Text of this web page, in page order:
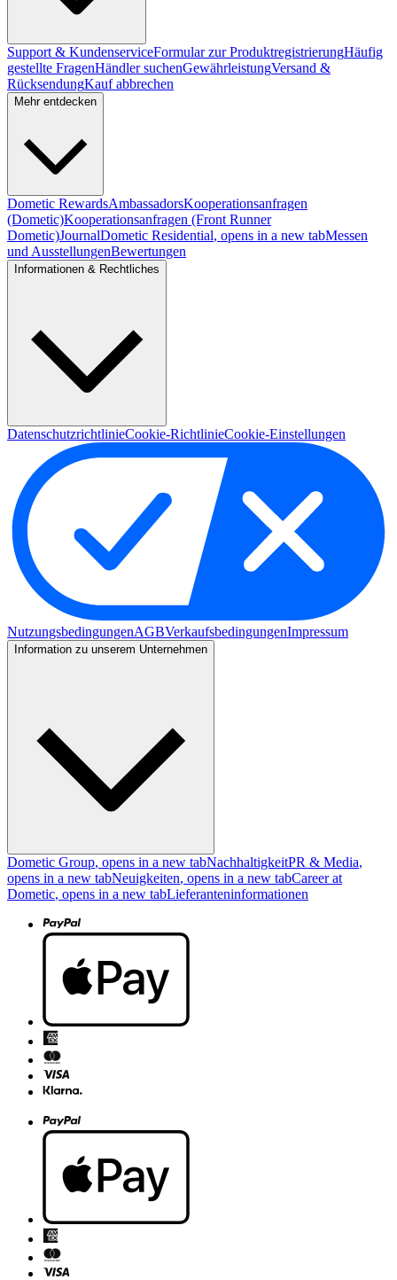
Support & KundenserviceFormular zur ProduktregistrierungHäufig
gestellte FragenHändler suchenGewährleistungVersand &
RücksendungKauf abbrechen
Mehr entdecken
Dometic RewardsAmbassadorsKooperationsanfragen
(Dometic)Kooperationsanfragen (Front Runner
Dometic)JournalDometic Residential, opens in a new tabMessen
und AusstellungenBewertungen
Informationen & Rechtliches
DatenschutzrichtlinieCookie-RichtlinieCookie-Einstellungen
NutzungsbedingungenAGBVerkaufsbedingungenImpressum
Information zu unserem Unternehmen
Dometic Group, opens in a new tabNachhaltigkeitPR & Media,
opens in a new tabNeuigkeiten, opens in a new tabCareer at
Dometic, opens in a new tabLieferanteninformationen